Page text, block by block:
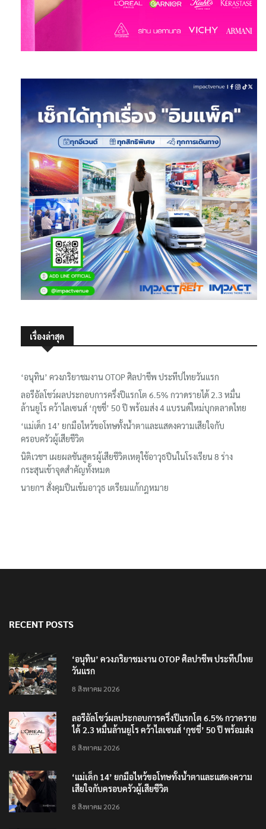
เรื่องล่าสุด
‘อนุทิน’ ควงภริยาชมงาน OTOP ศิลปาชีพ ประทีปไทยวันแรก
ลอรีอัลโชว์ผลประกอบการครึ่งปีแรกโต 6.5% กวาดรายได้ 2.3 หมื่น
ล้านยูโร คว้าไลเซนส์ ‘กุชชี่’ 50 ปี พร้อมส่ง 4 แบรนด์ใหม่บุกตลาดไทย
‘แม่เด็ก 14’ ยกมือไหว้ขอโทษทั้งน้ำตาและแสดงความเสียใจกับ
ครอบครัวผู้เสียชีวิต
นิติเวชฯ เผยผลชันสูตรผู้เสียชีวิตเหตุใช้อาวุธปืนในโรงเรียน 8 ร่าง
กระสุนเข้าจุดสำคัญทั้งหมด
นายกฯ สั่งคุมปืนเข้มอาวุธ เตรียมแก้กฎหมาย
RECENT POSTS
‘อนุทิน’ ควงภริยาชมงาน OTOP ศิลปาชีพ ประทีปไทย
วันแรก
8 สิงหาคม 2026
ลอรีอัลโชว์ผลประกอบการครึ่งปีแรกโต 6.5% กวาดราย
ได้ 2.3 หมื่นล้านยูโร คว้าไลเซนส์ ‘กุชชี่’ 50 ปี พร้อมส่ง
8 สิงหาคม 2026
‘แม่เด็ก 14’ ยกมือไหว้ขอโทษทั้งน้ำตาและแสดงความ
เสียใจกับครอบครัวผู้เสียชีวิต
8 สิงหาคม 2026